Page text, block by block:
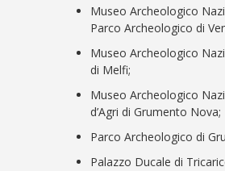
Museo Archeologico
Parco Archeologico di
Museo Archeologico
di Melfi;
Museo Archeologico
d’Agri di Grumento Nova;
Parco Archeologico di
Palazzo Ducale di